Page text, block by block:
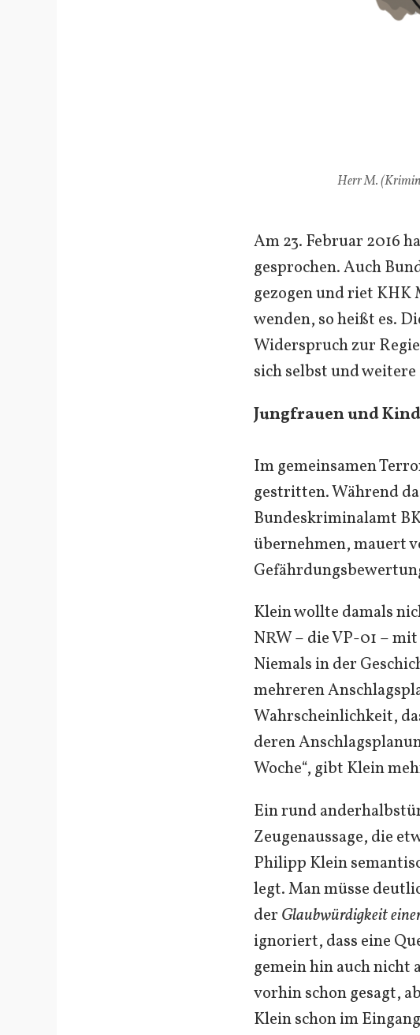
Herr M.
Am 23. Februar 2016
gesprochen. Auch
gezogen und riet KHK
wenden, so heißt es.
Widerspruch zur
sich selbst und
Jungfrauen und
Im gemeinsamen
gestritten. Während
Bundeskriminalamt
übernehmen, mauert
Klein wollte damals
NRW – die VP-01 –
Niemals in der
mehreren
Wahrscheinlichkeit,
deren
Woche“, gibt Klein
Ein rund
Zeugenaussage, die
Philipp Klein
legt. Man müsse
der Glaubwürdigkeit
ignoriert, dass eine
gemein hin auch nicht
vorhin schon gesagt,
Klein schon im